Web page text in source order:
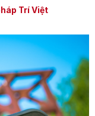
Trí Việt